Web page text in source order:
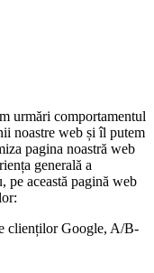
urmări comportamentul
noastre web și îl putem
pagina noastră web
generală a
pe această pagină web
clienților Google, A/B-